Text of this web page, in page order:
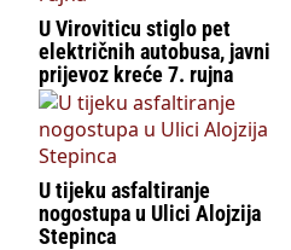
U Viroviticu stiglo pet
električnih autobusa, javni
prijevoz kreće 7. rujna
U tijeku asfaltiranje
nogostupa u Ulici Alojzija
Stepinca